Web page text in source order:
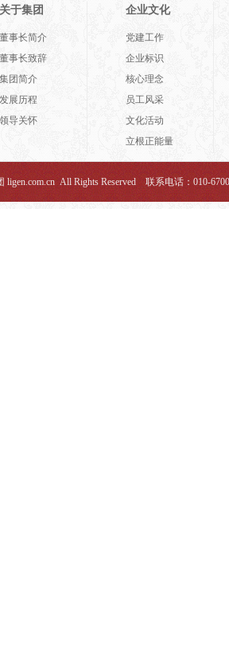
关于集团
董事长简介
董事长致辞
集团简介
发展历程
领导关怀
企业文化
党建工作
企业标识
核心理念
员工风采
文化活动
立根正能量
ligen.com.cn All Rights Reserved 联系电话：010-